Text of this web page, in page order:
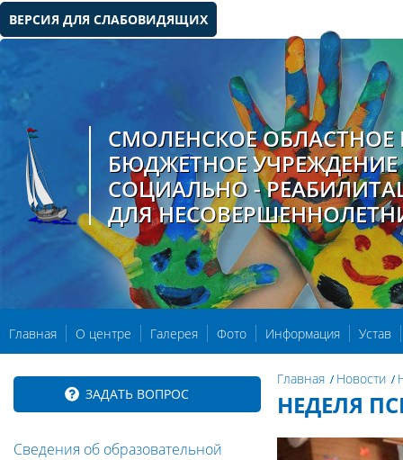
ВЕРСИЯ ДЛЯ СЛАБОВИДЯЩИХ
СМОЛЕНСКОЕ ОБЛАСТНОЕ
БЮДЖЕТНОЕ
СОЦИАЛЬНО -
ДЛЯ
Главная О центре Галерея Фото Информация Устав
ЗАДАТЬ ВОПРОС
Сведения об образовательной
Главная Новости
НЕДЕЛЯ